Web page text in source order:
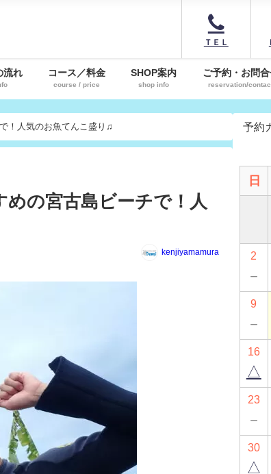
ＴＥＬ
流れ コース／料金
course / price
SHOP案内
shop info
ご予約・お問
reservation/
！人気のお魚てんこ盛り♫
の宮古島ビーチで！人
kenjiyamamura
予約
日
2
－
9
－
16
△
23
－
30
△